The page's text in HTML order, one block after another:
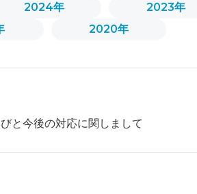
2024年
2023年
2020年
と今後の対応に関しまして